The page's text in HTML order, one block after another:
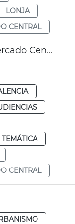
LONJA
CENTRAL
Plan Resistir Ciutat Vella Mercado Central
CENTRAL